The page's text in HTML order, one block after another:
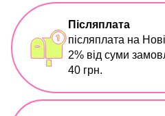
Післяплата
післяплата на
2% від суми
40 грн.